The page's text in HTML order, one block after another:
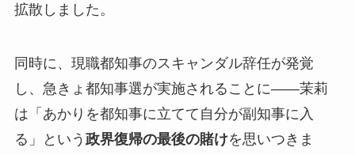
拡散しました。
同時に、現職都知事のスキャンダル辞任が発覚
し、急きょ都知事選が実施されることに——茉莉
は「あかりを都知事に立てて自分が副知事に入
る」という 政界復帰の最後の賭けを思いつきま